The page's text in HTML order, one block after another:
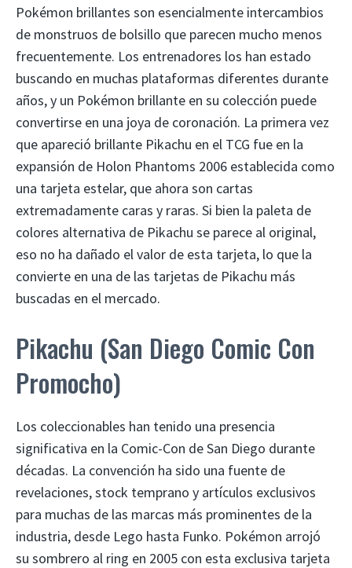
Pokémon brillantes son esencialmente intercambios
de monstruos de bolsillo que parecen mucho menos
frecuentemente. Los entrenadores los han estado
buscando en muchas plataformas diferentes durante
años, y un Pokémon brillante en su colección puede
convertirse en una joya de coronación. La primera vez
que apareció brillante Pikachu en el TCG fue en la
expansión de Holon Phantoms 2006 establecida como
una tarjeta estelar, que ahora son cartas
extremadamente caras y raras. Si bien la paleta de
colores alternativa de Pikachu se parece al original,
eso no ha dañado el valor de esta tarjeta, lo que la
convierte en una de las tarjetas de Pikachu más
buscadas en el mercado.
Pikachu (San Diego Comic Con
Promocho)
Los coleccionables han tenido una presencia
significativa en la Comic-Con de San Diego durante
décadas. La convención ha sido una fuente de
revelaciones, stock temprano y artículos exclusivos
para muchas de las marcas más prominentes de la
industria, desde Lego hasta Funko. Pokémon arrojó
su sombrero al ring en 2005 con esta exclusiva tarjeta